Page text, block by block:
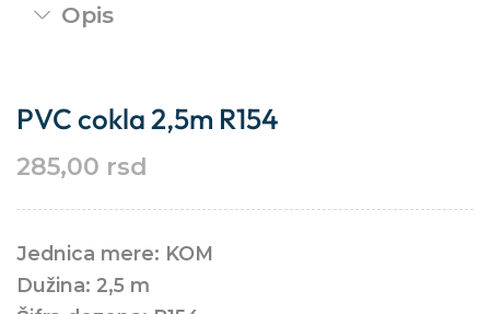
Opis
PVC cokla 2,5m R154
285,00 rsd
Jednica mere: KOM
Dužina: 2,5 m